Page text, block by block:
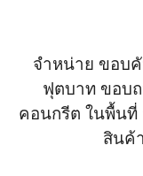
จำหน่าย ขอบ
ฟุตบาท ขอบ
คอนกรีต ในพื้นที่
สินค้